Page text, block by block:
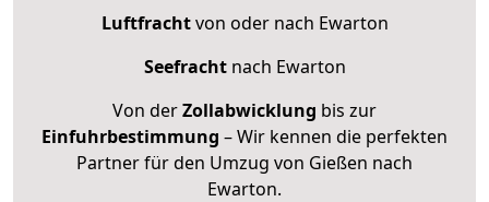
Luftfrachtvon oder nach Ewarton
Seefrachtnach Ewarton
Von derZollabwicklung bis zur
Einfuhrbestimmung – Wir kennen die perfekten
Partner für den Umzug von Gießen nach
Ewarton.